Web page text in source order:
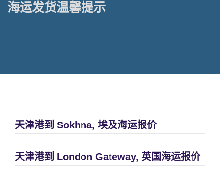
海运发货温馨提示
天津港到 Sokhna, 埃及海运报价
天津港到 London Gateway, 英国海运报价